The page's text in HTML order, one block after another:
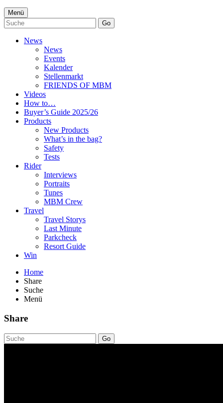
Menü
Go
News
News
Events
Kalender
Stellenmarkt
FRIENDS OF MBM
Videos
How to…
Buyer’s Guide 2025/26
Products
New Products
What’s in the bag?
Safety
Tests
Rider
Interviews
Portraits
Tunes
MBM Crew
Travel
Travel Storys
Last Minute
Parkcheck
Resort Guide
Win
Home
Share
Suche
Menü
Share
Go